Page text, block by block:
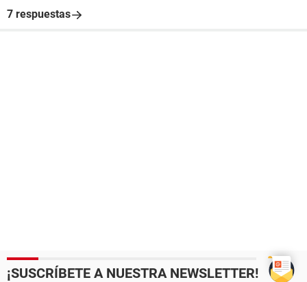
7 respuestas
¡SUSCRÍBETE A NUESTRA NEWSLETTER!